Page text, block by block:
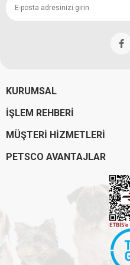
KURUMSAL
İŞLEM REHBERİ
MÜŞTERİ HİZMETLERİ
PETSCO AVANTAJLAR